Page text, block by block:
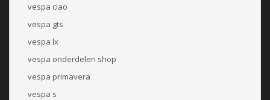
vespa ciao
vespa gts
vespa lx
vespa onderdelen shop
vespa primavera
vespa s